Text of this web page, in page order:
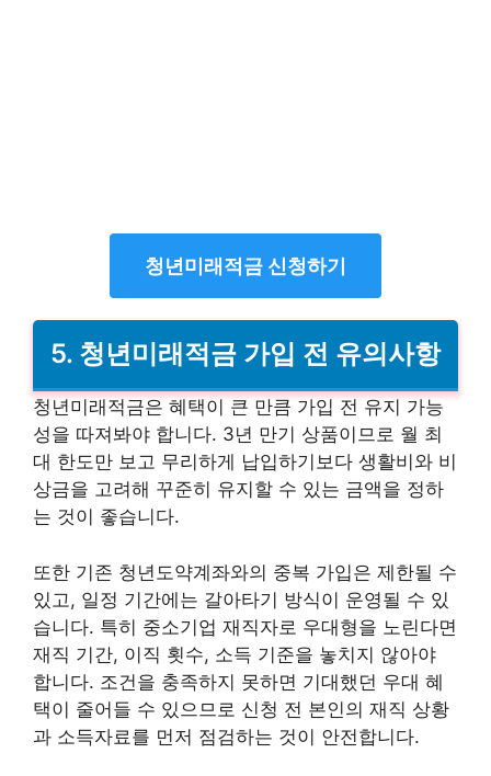
청년미래적금 신청하기
5. 청년미래적금 가입 전 유의사항
청년미래적금은 혜택이 큰 만큼 가입 전 유지 가능
성을 따져봐야 합니다. 3년 만기 상품이므로 월 최
대 한도만 보고 무리하게 납입하기보다 생활비와 비
상금을 고려해 꾸준히 유지할 수 있는 금액을 정하
는 것이 좋습니다.
또한 기존 청년도약계좌와의 중복 가입은 제한될 수
있고, 일정 기간에는 갈아타기 방식이 운영될 수 있
습니다. 특히 중소기업 재직자로 우대형을 노린다면
재직 기간, 이직 횟수, 소득 기준을 놓치지 않아야
합니다. 조건을 충족하지 못하면 기대했던 우대 혜
택이 줄어들 수 있으므로 신청 전 본인의 재직 상황
과 소득자료를 먼저 점검하는 것이 안전합니다.